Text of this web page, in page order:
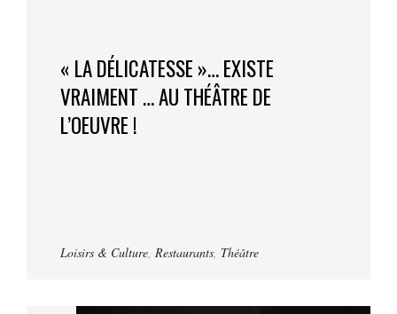
« LA DÉLICATESSE »… EXISTE
VRAIMENT … AU THÉÂTRE DE
L’OEUVRE !
Loisirs & Culture, Restaurants, Théâtre